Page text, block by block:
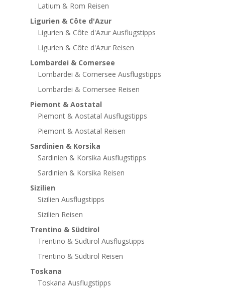
Latium & Rom Reisen
Ligurien & Côte d'Azur
Ligurien & Côte d'Azur Ausflugstipps
Ligurien & Côte d'Azur Reisen
Lombardei & Comersee
Lombardei & Comersee Ausflugstipps
Lombardei & Comersee Reisen
Piemont & Aostatal
Piemont & Aostatal Ausflugstipps
Piemont & Aostatal Reisen
Sardinien & Korsika
Sardinien & Korsika Ausflugstipps
Sardinien & Korsika Reisen
Sizilien
Sizilien Ausflugstipps
Sizilien Reisen
Trentino & Südtirol
Trentino & Südtirol Ausflugstipps
Trentino & Südtirol Reisen
Toskana
Toskana Ausflugstipps